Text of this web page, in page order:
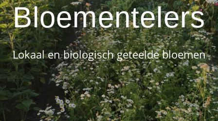
Bloementelers
Lokaal en biologisch geteelde bloemen